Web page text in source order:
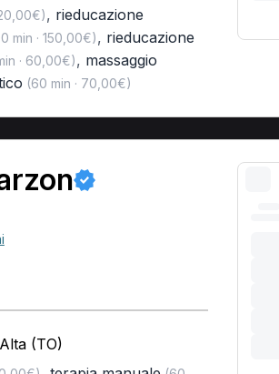
, rieducazione
min · 150,00€), rieducazione
· 60,00€), massaggio
(60 min · 70,00€)
(TO)